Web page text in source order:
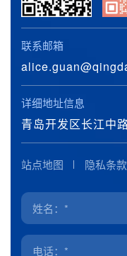
联系邮箱
详细地址信息
青岛开发区长江中
站点地图 隐私条款